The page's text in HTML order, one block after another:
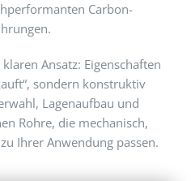
Carbon-
Ansatz: Eigenschaften
sondern konstruktiv
Lagenaufbau und
Rohre, die mechanisch,
Ihrer Anwendung passen.